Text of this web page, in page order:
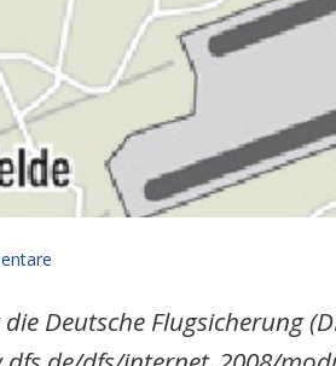
Deutsche Flugsicherung